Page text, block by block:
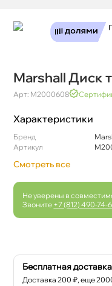
Marshall Диск
Арт: M2000608
Характеристики
Бренд
Артикул
Смотреть все
Не уверены в
Звоните +7 (812) 490-74-
Бесплатная
Доставка200 ₽, еще
Самовывоз